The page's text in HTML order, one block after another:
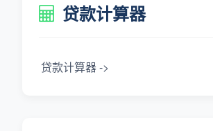
贷款计算器
贷款计算器 ->